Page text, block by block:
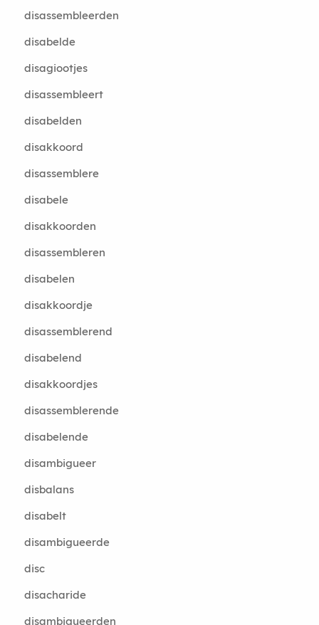
disassembleerden
disabelde
disagiootjes
disassembleert
disabelden
disakkoord
disassemblere
disabele
disakkoorden
disassembleren
disabelen
disakkoordje
disassemblerend
disabelend
disakkoordjes
disassemblerende
disabelende
disambigueer
disbalans
disabelt
disambigueerde
disc
disacharide
disambigueerden